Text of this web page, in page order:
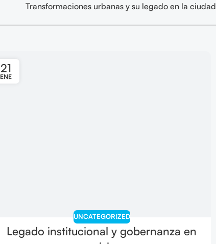
Transformaciones urbanas y su legado en la ciudad
21
ENE
UNCATEGORIZED
Legado institucional y gobernanza en